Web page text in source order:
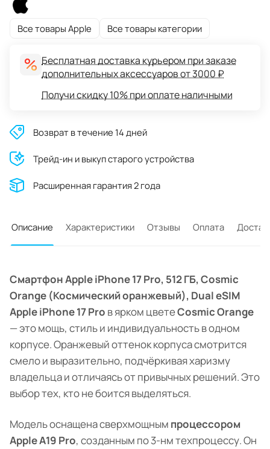
Все товары Apple Все товары категории
Бесплатная доставка курьером при заказе
дополнительных аксессуаров от 3000 ₽
Получи скидку 10% при оплате наличными
Возврат в течение 14 дней
Трейд-ин и выкуп старого устройства
Расширенная гарантия 2 года
Описание Характеристики Отзывы Оплата
Смартфон Apple iPhone 17 Pro, 512 ГБ, Cosmic
Orange (Космический оранжевый), Dual eSIM
Apple iPhone 17 Pro в ярком цветеCosmic Orange
— это мощь, стиль и индивидуальность в одном
корпусе. Оранжевый оттенок корпуса смотрится
смело и выразительно, подчёркивая харизму
владельца и отличаясь от привычных решений. Это
выбор тех, кто не боится выделяться.
Модель оснащена сверхмощным процессором
Apple A19 Pro, созданным по 3-нм техпроцессу. Он